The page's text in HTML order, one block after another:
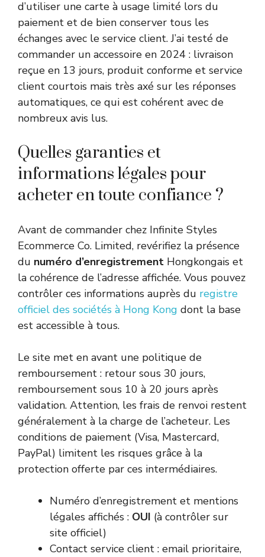
d’utiliser une carte à usage limité lors du
paiement et de bien conserver tous les
échanges avec le service client. J’ai testé de
commander un accessoire en 2024 : livraison
reçue en 13 jours, produit conforme et service
client courtois mais très axé sur les réponses
automatiques, ce qui est cohérent avec de
nombreux avis lus.
Quelles garanties et
informations légales pour
acheter en toute confiance ?
Avant de commander chez Infinite Styles
Ecommerce Co. Limited, revérifiez la présence
du numéro d’enregistrement Hongkongais et
la cohérence de l’adresse affichée. Vous pouvez
contrôler ces informations auprès du registre
officiel des sociétés à Hong Kong dont la base
est accessible à tous.
Le site met en avant une politique de
remboursement : retour sous 30 jours,
remboursement sous 10 à 20 jours après
validation. Attention, les frais de renvoi restent
généralement à la charge de l’acheteur. Les
conditions de paiement (Visa, Mastercard,
PayPal) limitent les risques grâce à la
protection offerte par ces intermédiaires.
Numéro d’enregistrement et mentions
légales affichés : OUI (à contrôler sur
site officiel)
Contact service client : email prioritaire,